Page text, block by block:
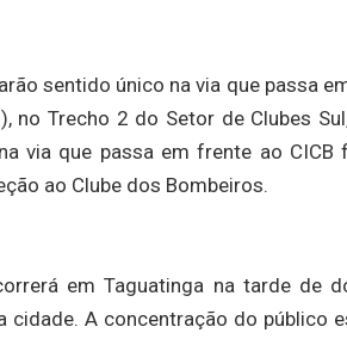
sentido único na via que passa
no Trecho 2 do Setor de Clubes
via que passa em frente ao CICB
ao Clube dos Bombeiros.
em Taguatinga na tarde de
A concentração do público